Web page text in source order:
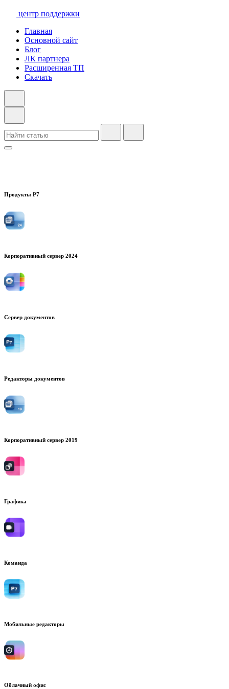
центр поддержки
Главная
Основной сайт
Блог
ЛК партнера
Расширенная ТП
Скачать
Продукты Р7
Корпоративный сервер 2024
Сервер документов
Редакторы документов
Корпоративный сервер 2019
Графика
Команда
Мобильные редакторы
Облачный офис